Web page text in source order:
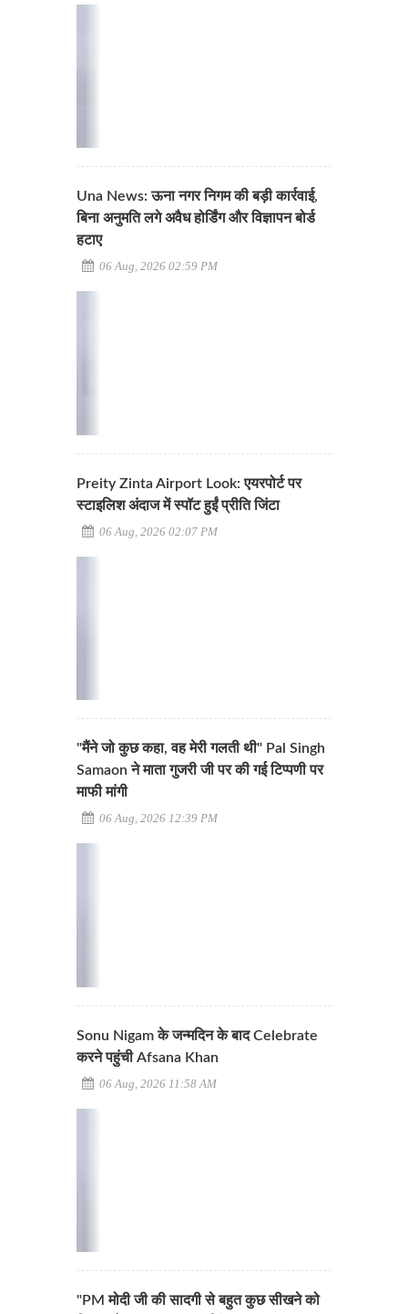
Una News: ऊना नगर निगम की बड़ी कार्रवाई,
बिना अनुमति लगे अवैध होर्डिंग और विज्ञापन बोर्ड
हटाए
06 Aug, 2026 02:59 PM
Preity Zinta Airport Look: एयरपोर्ट पर
स्टाइलिश अंदाज में स्पॉट हुईं प्रीति जिंटा
06 Aug, 2026 02:07 PM
"मैंने जो कुछ कहा, वह मेरी गलती थी" Pal Singh
Samaon ने माता गुजरी जी पर की गई टिप्पणी पर
माफी मांगी
06 Aug, 2026 12:39 PM
Sonu Nigam के जन्मदिन के बाद Celebrate
करने पहुंची Afsana Khan
06 Aug, 2026 11:58 AM
"PM मोदी जी की सादगी से बहुत कुछ सीखने को